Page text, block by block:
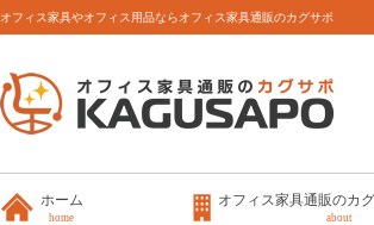
オフィス家具やオフィス用品ならオフィス家具通販のカグサポ
ホーム
home
オフィス家具通販のカ
about